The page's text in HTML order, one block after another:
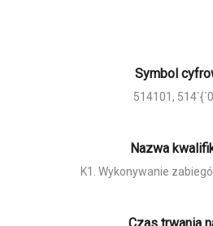
Symbol
514101,
Nazwa
K1. Wykonywanie